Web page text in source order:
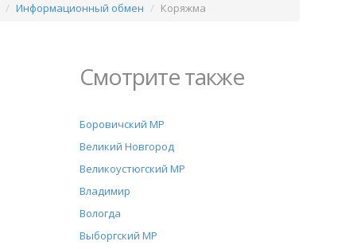
Информационный обмен Коряжма
Смотрите также
Боровичский МР
Великий Новгород
Великоустюгский МР
Владимир
Вологда
Выборгский МР